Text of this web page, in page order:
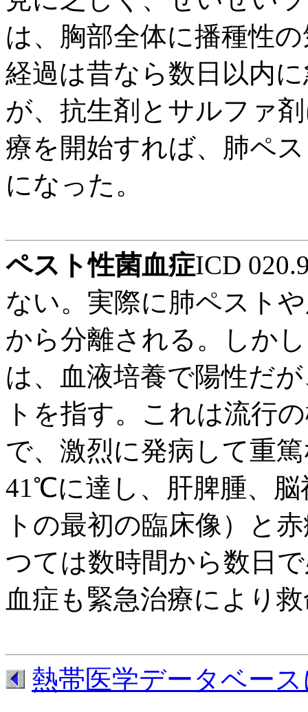
は、胸部全体に播種性
経過は昔なら数日以内
が、抗生剤とサルファ
療を開始すれば、肺ペ
になった。
ペスト性菌血症ICD
ない。実際に肺ペスト
から分離される。しか
は、血液培養で陽性だ
トを指す。これは流行
で、激烈に発病して重
41℃に達し、肝脾腫、脳
トの最初の臨床像）と
つては数時間から数日
血症も緊急治療により
熱帯医学データベー